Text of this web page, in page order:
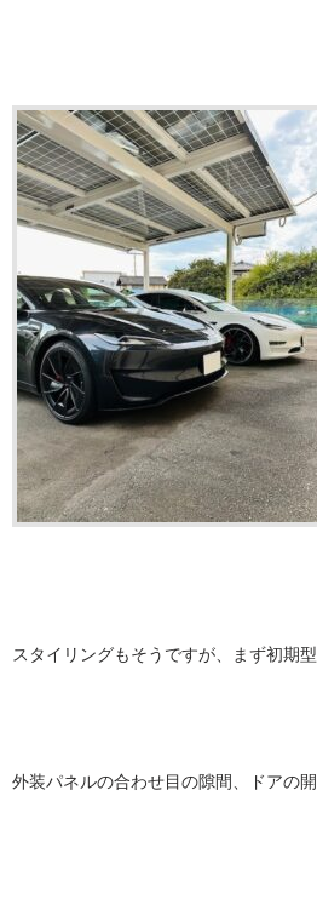
スタイリングもそうですが、まず初期
外装パネルの合わせ目の隙間、ドアの